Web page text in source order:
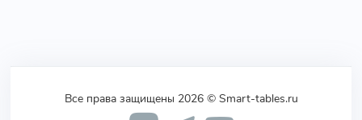
Все права защищены 2026 © Smart-tables.ru